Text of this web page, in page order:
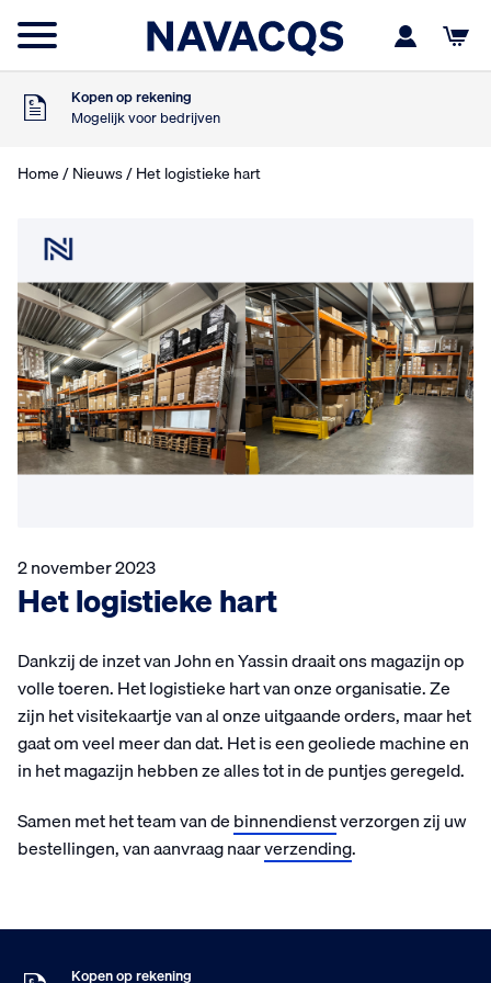
Maandag in huis
9
Klanten geven ons
Op basis van 453 beoordelingen
Kopen op rekening
Mogelijk voor bedrijven
Voor 16:00 besteld
,5
Mogelijk voor bedrijven
Gratis verzending
Vanaf €75,- excl. BTW
Voor 16:00 besteld
Maandag in huis
Home/Nieuws/ Het logistieke hart
2 november 2023
Het logistieke hart
Dankzij de inzet van John en Yassin draait ons magazijn op
volle toeren. Het logistieke hart van onze organisatie. Ze
zijn het visitekaartje van al onze uitgaande orders, maar het
gaat om veel meer dan dat. Het is een geoliede machine en
in het magazijn hebben ze alles tot in de puntjes geregeld.
Samen met het team van debinnendienstverzorgen zij uw
bestellingen, van aanvraag naarverzending.
9
Klanten geven ons
Kopen op rekening